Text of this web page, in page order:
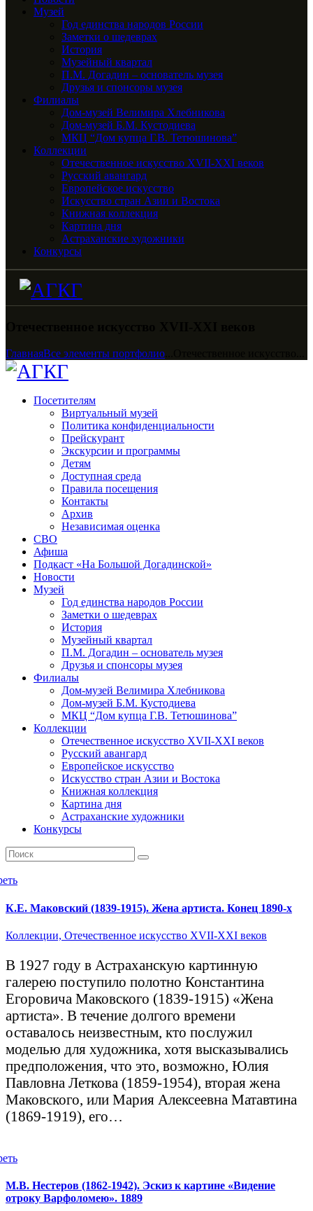
Музей
Год единства народов России
Заметки о шедеврах
История
Музейный квартал
П.М. Догадин – основатель музея
Друзья и спонсоры музея
Филиалы
Дом-музей Велимира Хлебникова
Дом-музей Б.М. Кустодиева
МКЦ “Дом купца Г.В. Тетюшинова”
Коллекции
Отечественное искусство XVII-XXI веков
Русский авангард
Европейское искусство
Искусство стран Азии и Востока
Книжная коллекция
Картина дня
Астраханские художники
Конкурсы
ГлавнаяВсе элементы портфолио
Посетителям
Виртуальный музей
Политика конфиденциальности
Прейскурант
Экскурсии и программы
Детям
Доступная среда
Правила посещения
Контакты
Архив
Независимая оценка
СВО
Афиша
Подкаст «На Большой Догадинской»
Новости
Музей
Год единства народов России
Заметки о шедеврах
История
Музейный квартал
П.М. Догадин – основатель музея
Друзья и спонсоры музея
Филиалы
Дом-музей Велимира Хлебникова
Дом-музей Б.М. Кустодиева
МКЦ “Дом купца Г.В. Тетюшинова”
Коллекции
Отечественное искусство XVII-XXI веков
Русский авангард
Европейское искусство
Искусство стран Азии и Востока
Книжная коллекция
Картина дня
Астраханские художники
Конкурсы
К.Е. Маковский (1839-1915). Жена артиста. Конец 1890-х
Коллекции, Отечественное искусство XVII-XXI веков
В 1927 году в Астраханскую картинную
галерею поступило полотно Константина
Егоровича Маковского (1839-1915) «Жена
артиста». В течение долгого времени
оставалось неизвестным, кто послужил
моделью для художника, хотя высказывались
предположения, что это, возможно, Юлия
Павловна Леткова (1859-1954), вторая жена
Маковского, или Мария Алексеевна Матавтина
(1869-1919), его…
М.В. Нестеров (1862-1942). Эскиз к картине «Видение
отроку Варфоломею». 1889